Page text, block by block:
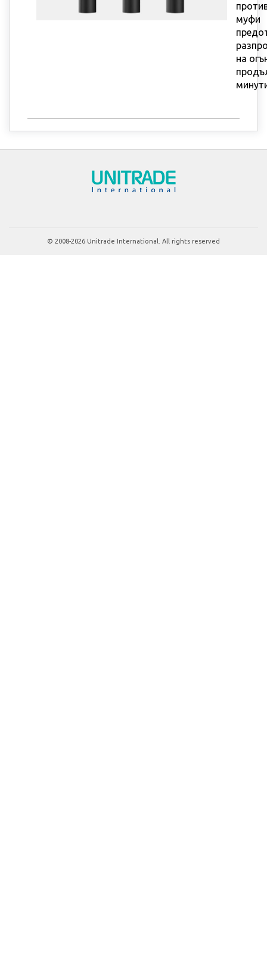
муфи
на
© 2008-2026 Unitrade International. All rights reserved